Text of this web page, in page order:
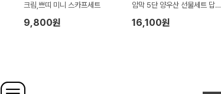
크림,쁘띠 미니 스카프세트
9,800원
암막 5단 양우산 선물세트 답례
품+송월타올세트 항균 무지40
수건세트
16,100원